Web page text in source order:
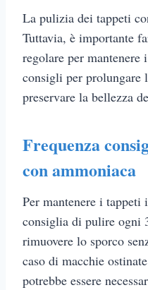
La pulizia dei tappeti
Tuttavia, è importante
regolare per
consigli per prolungare
preservare la bellezza
Frequenza
con ammoniaca
Per mantenere i
consiglia di pulire ogni
rimuovere lo sporco
caso di macchie
potrebbe essere